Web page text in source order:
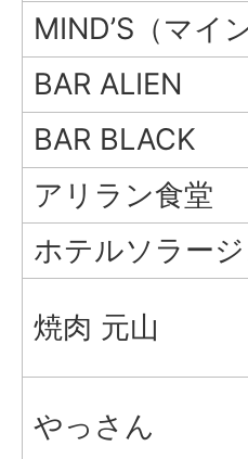
MIND’S（マイ
BAR ALIEN
BAR BLACK
アリラン食堂
ホテルソラー
焼肉 元山
やっさん